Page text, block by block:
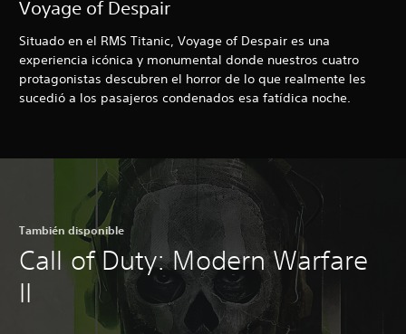
Voyage of Despair
Situado en el RMS Titanic, Voyage of Despair es una
experiencia icónica y monumental donde nuestros cuatro
protagonistas descubren el horror de lo que realmente les
sucedió a los pasajeros condenados esa fatídica noche.
También disponible
Call of Duty: Modern Warfare
II